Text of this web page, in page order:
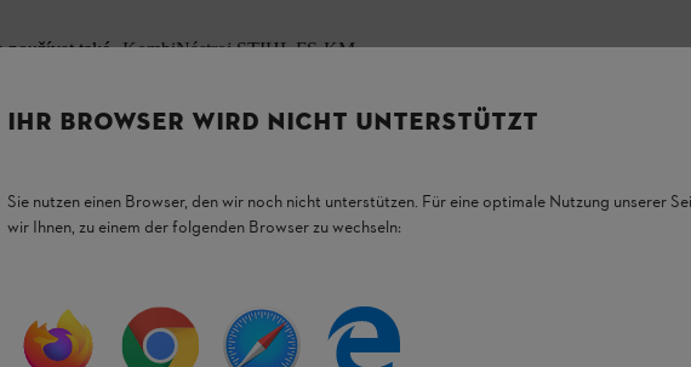
používat takéKombiNástroj STIHL FS-KM
IHR BROWSER WIRD NICHT UNTERSTÜTZT
Sie nutzen einen Browser, den wir noch nicht unterstützen. Für eine optimale Nutzung unserer
wir Ihnen, zu einem der folgenden Browser zu wechseln: